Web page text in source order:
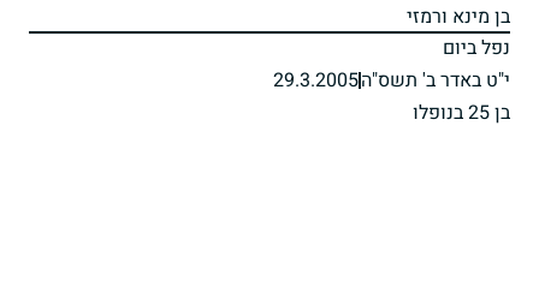
בן מינא ורמזי
נפל ביום
י"ט באדר ב' תשס"ה29.3.2005
בן 25 בנופלו